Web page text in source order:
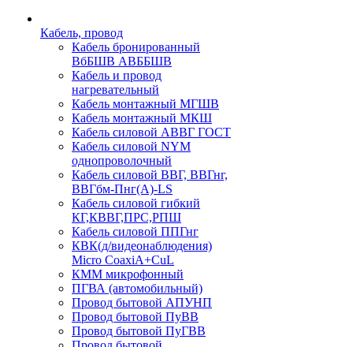
Кабель, провод
Кабель бронированный
ВбБШВ АВББШВ
Кабель и провод
нагревательный
Кабель монтажный МГШВ
Кабель монтажный МКШ
Кабель силовой АВВГ ГОСТ
Кабель силовой NYM
однопроволочный
Кабель силовой ВВГ, ВВГнг,
ВВГбм-Пнг(А)-LS
Кабель силовой гибкий
КГ,КВВГ,ПРС,РПШ
Кабель силовой ППГнг
КВК(д/видеонаблюдения)
Micro CoaxiA+CuL
КММ микрофонный
ПГВА (автомобильный)
Провод бытовой АПУНП
Провод бытовой ПуВВ
Провод бытовой ПуГВВ